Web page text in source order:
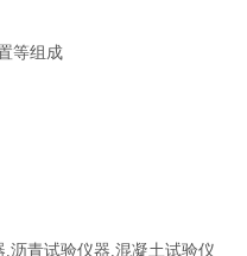
等组成
,沥青试验仪器,混凝土试验仪